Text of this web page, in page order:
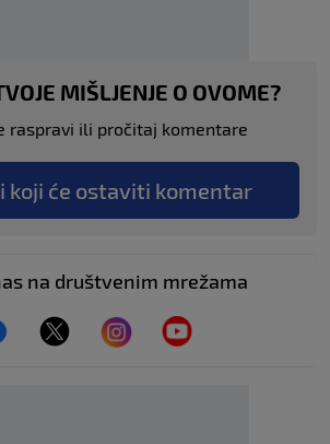
MIŠLJENJE O OVOME?
raspravi ili pročitaj komentare
koji će ostaviti komentar
na društvenim mrežama